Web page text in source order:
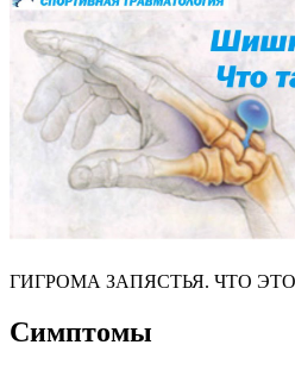
ГИГРОМА ЗАПЯСТЬЯ. ЧТО
Симптомы